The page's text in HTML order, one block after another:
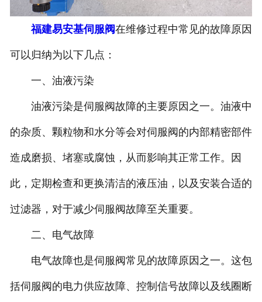
福建MOOG伺服阀
- 福建力士乐伺服阀
福建EMG伺服阀
- 福建威格士伺服阀
- 福建schneider伺服阀
- 福建MTS伺服阀
福建易安基伺服阀在维修过程中常见的故障原因
可以归纳为以下几点：
一、油液污染
油液污染是伺服阀故障的主要原因之一。油液中
的杂质、颗粒物和水分等会对伺服阀的内部精密部件
造成磨损、堵塞或腐蚀，从而影响其正常工作。因
此，定期检查和更换清洁的液压油，以及安装合适的
过滤器，对于减少伺服阀故障至关重要。
二、电气故障
电气故障也是伺服阀常见的故障原因之一。这包
括伺服阀的电力供应故障、控制信号故障以及线圈断